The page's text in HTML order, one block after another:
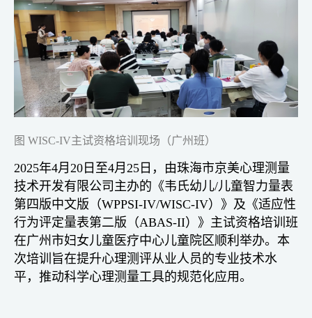
图 WISC-IV主试资格培训现场（广州班）
2025年4月20日至4月25日，由珠海市京美心理测量
技术开发有限公司主办的《韦氏幼儿/儿童智力量表
第四版中文版（WPPSI-IV/WISC-IV）》及《适应性
行为评定量表第二版（ABAS-II）》主试资格培训班
在广州市妇女儿童医疗中心儿童院区顺利举办。本
次培训旨在提升心理测评从业人员的专业技术水
平，推动科学心理测量工具的规范化应用。